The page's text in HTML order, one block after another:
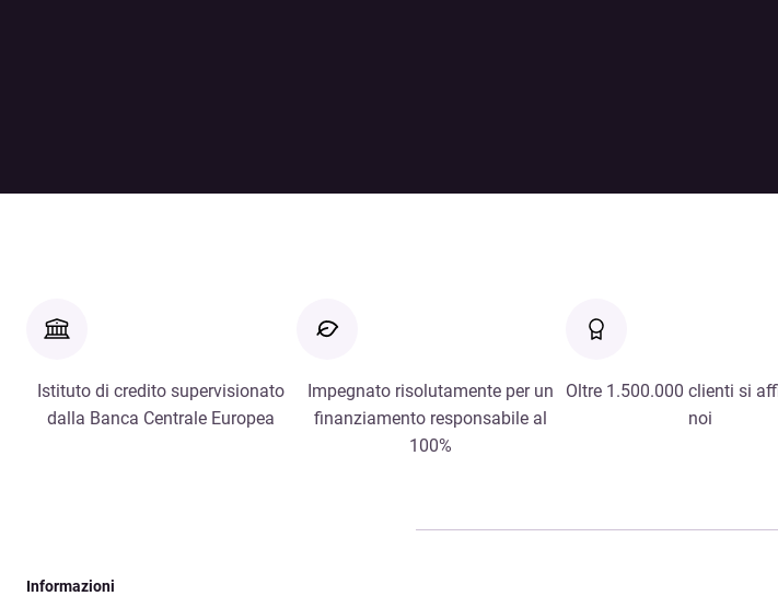
Istituto di credito supervisionato
dalla Banca Centrale Europea
Impegnato risolutamente per un
finanziamento responsabile al
100%
Oltre 1.500.000 clienti si
noi
Informazioni